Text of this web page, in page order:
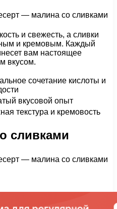
и свежесть, а сливки
и кремовым. Каждый
вам настоящее
вкусом.
сочетание кислоты и
вкусовой опыт
текстура и кремовость
сливками